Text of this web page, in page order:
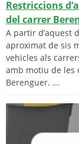
Restriccions
del carrer
A partir d’aquest
aproximat de sis
vehicles als
amb motiu de les
Berenguer. ...